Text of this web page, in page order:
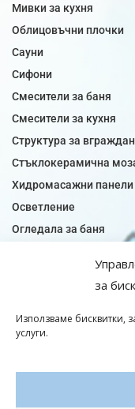
за
Използваме бисквитки,
услуги.
Мивки за кухня
Облицовъчни плочки
Сауни
Сифони
Смесители за баня
Смесители за кухня
Структура за
Стъклокерамична
Хидромасажни панели
Осветление
Огледала за баня
Плочки за кухня
Подови лентова
Подови плочки